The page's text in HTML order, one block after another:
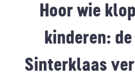
Hoor wie
kinderen:
Sinterklaas